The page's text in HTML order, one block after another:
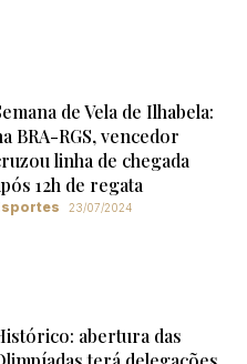
de Vela de Ilhabela:
BRA-RGS, vencedor
linha de chegada
12h de regata
23/07/2024
abertura das